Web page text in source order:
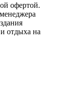
офертой.
отдыха на